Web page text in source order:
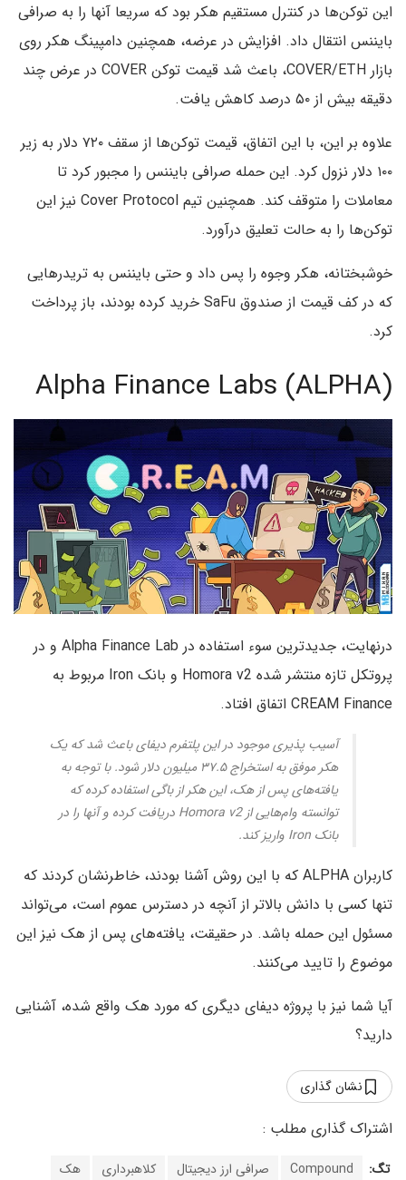
این توکن‌ها در کنترل مستقیم هکر بود که سریعا آنها را به صرافی
بایننس انتقال داد. افزایش در عرضه، همچنین دامپینگ هکر روی
بازار COVER/ETH، باعث شد قیمت توکن COVER در عرض چند
دقیقه بیش از ۵۰ درصد کاهش یافت.
علاوه بر این، با این اتفاق، قیمت توکن‌ها از سقف ۷۲۰ دلار به زیر
۱۰۰ دلار نزول کرد. این حمله صرافی بایننس را مجبور کرد تا
معاملات را متوقف کند. همچنین تیم Cover Protocol نیز این
توکن‌ها را به حالت تعلیق درآورد.
خوشبختانه، هکر وجوه را پس داد و حتی بایننس به تریدرهایی
که در کف قیمت از صندوق SaFu خرید کرده بودند، باز پرداخت
کرد.
Alpha Finance Labs (ALPHA)
درنهایت، جدیدترین سوء استفاده در Alpha Finance Lab و در
پروتکل تازه منتشر شده Homora v2 و بانک Iron مربوط به
CREAM Finance اتفاق افتاد.
آسیب پذیری موجود در این پلتفرم دیفای باعث شد که یک
هکر موفق به استخراج ۳۷.۵ میلیون دلار شود. با توجه به
یافته‌های پس از هک، این هکر از باگی استفاده کرده که
توانسته وام‌هایی از Homora v2 دریافت کرده و آنها را در
بانک Iron واریز کند.
کاربران ALPHA که با این روش آشنا بودند، خاطرنشان کردند که
تنها کسی با دانش بالاتر از آنچه در دسترس عموم است، ‌می‌تواند
مسئول این حمله باشد. در حقیقت، یافته‌‎های پس از هک نیز این
موضوع را تایید می‌کنند.
آیا شما نیز با پروژه دیفای دیگری که مورد هک واقع شده، آشنایی
دارید؟
نشان گذاری
تگ: Compound صرافی ارز دیجیتال کلاهبرداری هک